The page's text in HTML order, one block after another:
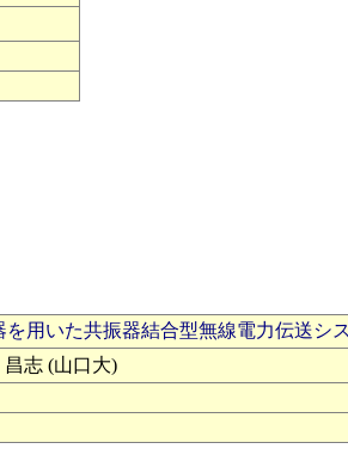
用いた共振器結合型無線電力伝送シ
志 (山口大)